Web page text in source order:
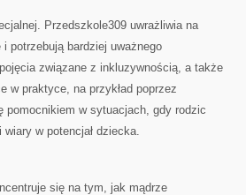
Przedszkole309 uwrażliwia na
potrzebują bardziej uważnego
związane z inkluzywnością, a także
w praktyce, na przykład poprzez
w sytuacjach, gdy rodzic
w potencjał dziecka.
się na tym, jak mądrze